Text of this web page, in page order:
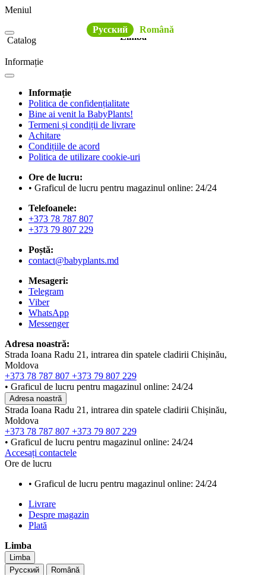
Meniul
Limba
Русский
Română
Catalog
Informație
Informație
Politica de confidențialitate
Bine ai venit la BabyPlants!
Termeni și condiții de livrare
Achitare
Condițiile de acord
Politica de utilizare cookie-uri
Ore de lucru:
• Graficul de lucru pentru magazinul online: 24/24
Telefoanele:
+373 78 787 807
+373 79 807 229
Poștă:
contact@babyplants.md
Mesageri:
Telegram
Viber
WhatsApp
Messenger
Adresa noastră:
Strada Ioana Radu 21, intrarea din spatele cladirii Chișinău,
Moldova
+373 78 787 807 +373 79 807 229
• Graficul de lucru pentru magazinul online: 24/24
Adresa noastră
Strada Ioana Radu 21, intrarea din spatele cladirii Chișinău,
Moldova
+373 78 787 807 +373 79 807 229
• Graficul de lucru pentru magazinul online: 24/24
Accesați contactele
Ore de lucru
• Graficul de lucru pentru magazinul online: 24/24
Livrare
Despre magazin
Plată
Limba
Limba
Русский
Română